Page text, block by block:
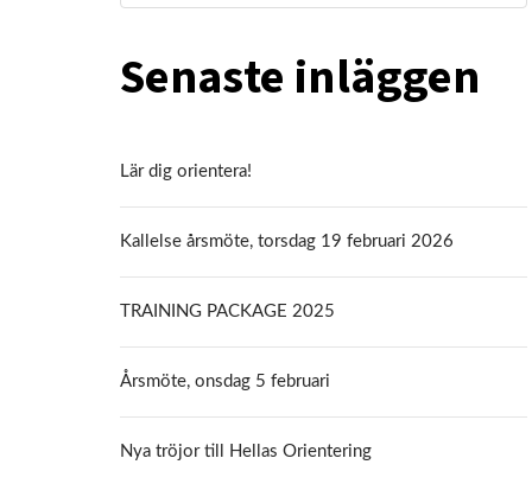
Senaste inläggen
Lär dig orientera!
Kallelse årsmöte, torsdag 19 februari 2026
TRAINING PACKAGE 2025
Årsmöte, onsdag 5 februari
Nya tröjor till Hellas Orientering